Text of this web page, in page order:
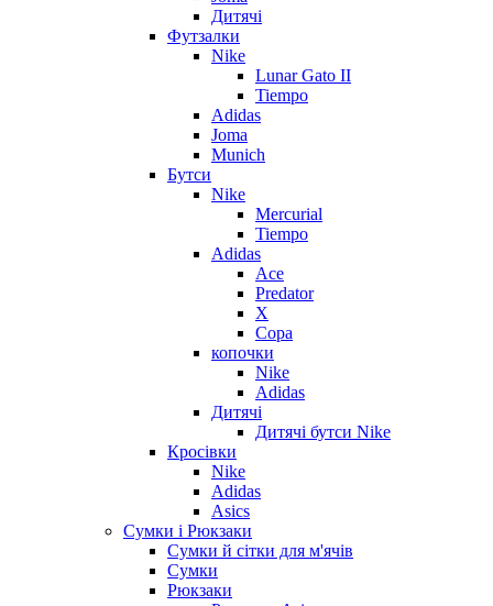
Дитячі
Футзалки
Nike
Lunar Gato II
Tiempo
Adidas
Joma
Munich
Бутси
Nike
Mercurial
Tiempo
Adidas
Ace
Predator
X
Copa
копочки
Nike
Adidas
Дитячі
Дитячі бутси Nike
Кросівки
Nike
Adidas
Asics
Сумки і Рюкзаки
Сумки й сітки для м'ячів
Сумки
Рюкзаки